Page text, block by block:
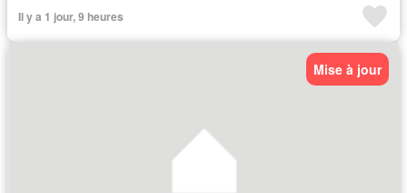
Il y a 1 jour, 9 heures
Mise à jour